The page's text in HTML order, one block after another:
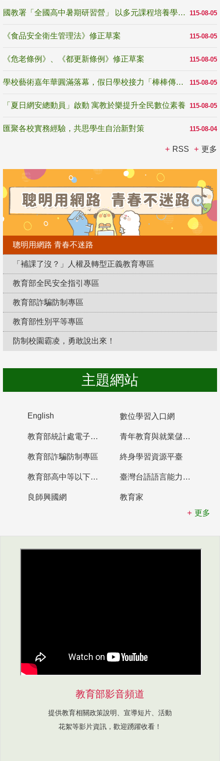
115-08-05
國教署「全國高中暑期研習營」 以多元課程培養學生瞭解誠信專業與倫理價值
115-08-05
《食品安全衛生管理法》修正草案
115-08-05
《危老條例》、《都更新條例》修正草案
115-08-05
學校藝術嘉年華圓滿落幕，假日學校接力「棒棒傳美感」
115-08-05
「夏日網安總動員」啟動 寓教於樂提升全民數位素養
115-08-04
匯聚各校實務經驗，共思學生自治新對策
RSS 更多
聰明用網路 青春不迷路
「補課了沒？」人權及轉型正義教育專區
教育部全民安全指引專區
教育部詐騙防制專區
教育部性別平等專區
防制校園霸凌，勇敢說出來！
主題網站
English 數位學習入口網
教育部統計處電子書櫃 青年教育與就業儲蓄帳戶
教育部詐騙防制專區 終身學習資源平臺
教育部高中等以下學校及幼兒園教師資格檢定考試 臺灣台語語言能力認證網站
良師興國網
教育家
更多
教育部影音頻道
提供教育相關政策說明、宣導短片、活動
花絮等影片資訊，歡迎踴躍收看！